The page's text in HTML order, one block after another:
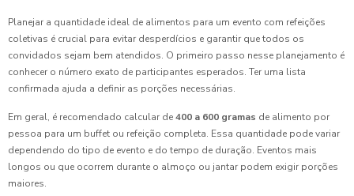
Planejar a quantidade ideal de alimentos para um evento com refeições
coletivas é crucial para evitar desperdícios e garantir que todos os
convidados sejam bem atendidos. O primeiro passo nesse planejamento é
conhecer o número exato de participantes esperados. Ter uma lista
confirmada ajuda a definir as porções necessárias.
Em geral, é recomendado calcular de400 a 600 gramas de alimento por
pessoa para um buffet ou refeição completa. Essa quantidade pode variar
dependendo do tipo de evento e do tempo de duração. Eventos mais
longos ou que ocorrem durante o almoço ou jantar podem exigir porções
maiores.